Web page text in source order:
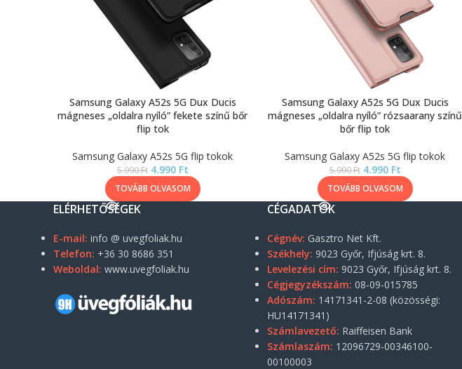
Samsung Galaxy A52s 5G Dux Ducis
mágneses „oldalra nyíló” fekete színű bőr
flip tok
Samsung Galaxy A52s 5G flip tokok
5.990Ft 4.990 Ft
TOVÁBB OLVASOM
Samsung Galaxy A52s 5G Dux Ducis
mágneses „oldalra nyíló” rózsaarany színű
bőr flip tok
Samsung Galaxy A52s 5G flip tokok
5.990Ft 4.990 Ft
TOVÁBB OLVASOM
ELÉRHETŐSÉGEK
E-mail: info @ uvegfoliak.hu
Telefon: +36 30 8686 351
Weboldal: www.uvegfoliak.hu
CÉGADATOK
Cégnév: Gasztro Net Kft.
Székhely: 9023 Győr, Ifjúság krt. 8.
Levelezési cím: 9023 Győr, Ifjúság krt. 8.
Cégjegyzékszám: 08-09-015785
Adószám: 14171341-2-08 (közösségi:
HU14171341)
Számlavezető: Raiffeisen Bank
Számlaszám: 12096729-00346100-
00100003